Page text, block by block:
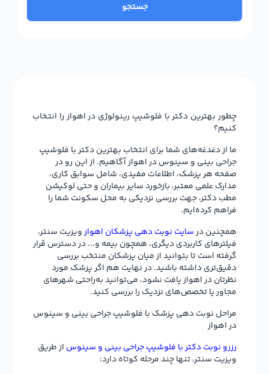
جستجو
چطور بهترین دکتر با فلوشیپ رینولوژی در اهواز را انتخاب
کنیم؟
ما از دغدغه‌های شما برای انتخاب بهترین دکتر با فلوشیپ
جراحی بینی و سینوس در اهواز آگاهیم. از این رو در
صفحه هر پزشک، اطلاعات مفیدی، شامل سوابق کاری،
مدارک علمی معتبر، بازخورد سایر بیماران و حتی لوکیشن
مطب دکتر، جهت بررسی نزدیکی به محل سکونت شما را
فراهم کرده‌ایم.
همچنین درسایت نوبت دهی پزشکان اهوازویزیت سنتر،
فیلترهای کاربردی دیگری، همچون بیمه و... در دسترس قرار
گرفته است تا بتوانید از میان پزشکان منتخب بررسی
دقیق‌تری داشته باشید. در نهایت هم اگر پزشک مورد
نظرتان در اهواز یافت نشود، می‌توانید به‌راحتی شهرهای
مجاور یا تخصص‌های نزدیک را بررسی کنید.
مراحل نوبت دهی پزشک با فلوشیپ جراحی بینی و سینوس
در اهواز
رزرو نوبت دکتر با فلوشیپ جراحی بینی و سینوس از طریق
ویزیت سنتر، تنها چند مرحله کوتاه دارد: